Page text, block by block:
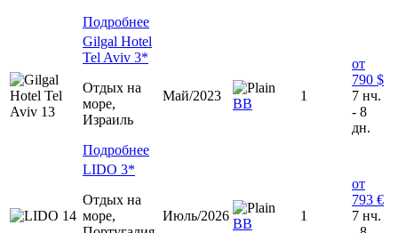
Подробнее
Gilgal Hotel
Tel Aviv 3*
Отдых на
море,
Израиль
Подробнее
Май/2023
ВВ
1
от
790 $
7 нч.
- 8
дн.
LIDO 3*
Отдых на
море,
Июль/2026
ВВ
1
от
793 €
7 нч.